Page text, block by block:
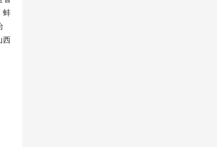
蚌
西